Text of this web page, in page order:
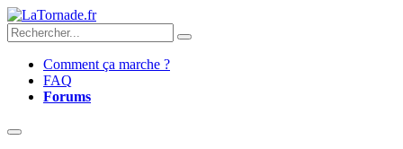
Comment ça marche ?
FAQ
Forums